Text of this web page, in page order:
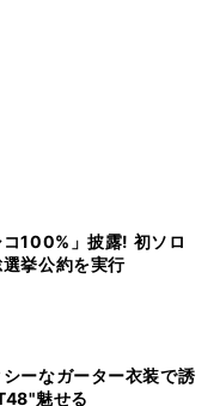
100%」披露! 初ソロ
挙公約を実行
ーなガーター衣装で誘
魅せる